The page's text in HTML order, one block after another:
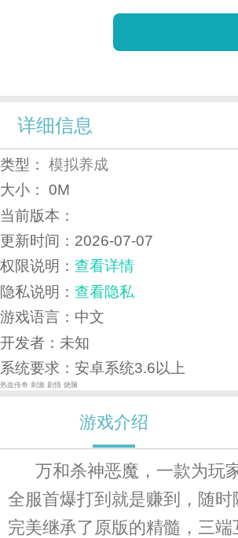
详细信息
类型： 模拟养成
大小： 0M
当前版本：
更新时间： 2026-07-07
权限说明： 查看详情
隐私说明： 查看隐私
游戏语言：中文
开发者：未知
系统要求：安卓系统3.6以上
热血传奇 刺激 剧情 烧脑
游戏介绍
万和杀神恶魔，一款为玩
全服首爆打到就是赚到，随
完美继承了原版的精髓，三